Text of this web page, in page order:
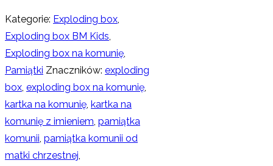
Kategorie: Exploding box,
Exploding box BM Kids,
Exploding box na komunię,
Pamiątki Znaczników: exploding
box, exploding box na komunię,
kartka na komunię, kartka na
komunię z imieniem, pamiątka
komunii, pamiątka komunii od
matki chrzestnej,